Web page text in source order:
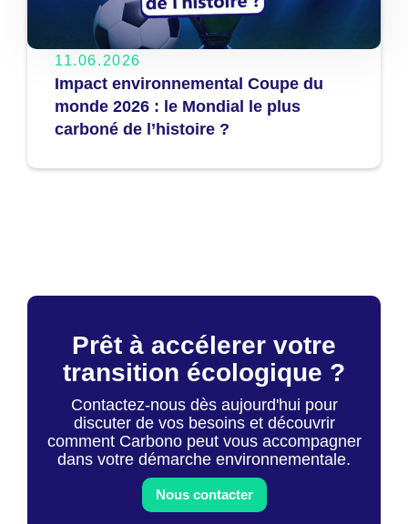
11.06.2026
Impact environnemental Coupe du
monde 2026 : le Mondial le plus
carboné de l’histoire ?
Prêt à accélerer votre
transition écologique ?
Contactez-nous dès aujourd'hui pour
discuter de vos besoins et découvrir
comment Carbono peut vous accompagner
dans votre démarche environnementale.
Nous contacter